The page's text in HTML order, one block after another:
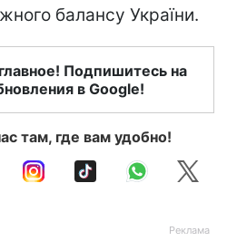
балансу України.
Подпишитесь на
в Google!
там, где вам удобно!